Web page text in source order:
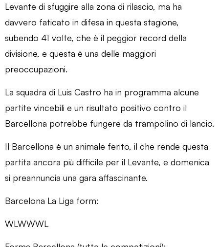
Levante di sfuggire alla zona di rilascio, ma ha
davvero faticato in difesa in questa stagione,
subendo 41 volte, che è il peggior record della
divisione, e questa è una delle maggiori
preoccupazioni.
La squadra di Luis Castro ha in programma alcune
partite vincebili e un risultato positivo contro il
Barcellona potrebbe fungere da trampolino di lancio.
Il Barcellona è un animale ferito, il che rende questa
partita ancora più difficile per il Levante, e domenica
si preannuncia una gara affascinante.
Barcelona La Liga form:
WLWWWL